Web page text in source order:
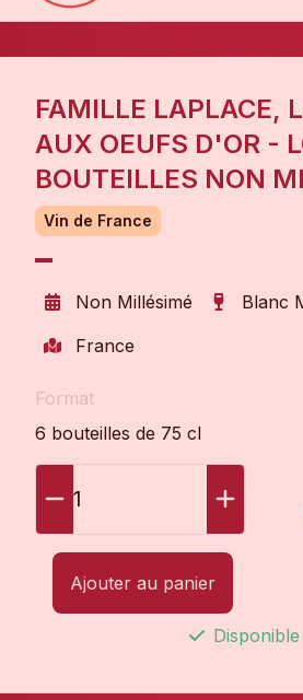
FAMILLE LAPLACE,
AUX OEUFS D'OR -
BOUTEILLES NON
Vin de France
Non Millésimé
Blanc
France
Format
6 bouteilles de 75 cl
1
Ajouter au panier
Disponible